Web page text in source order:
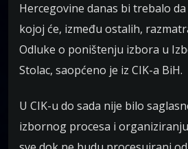
Hercegovine danas bi trebalo
kojoj će, između ostalih,
Odluke o poništenju izbora u
Stolac, saopćeno je iz CIK-a BiH.
U CIK-u do sada nije bilo
izbornog procesa i